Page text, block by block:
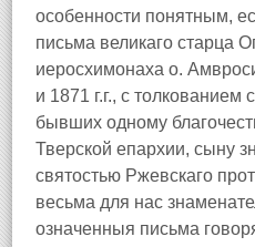
особенности понятным,
письма великаго старца
иеросхимонаха о.
и 1871 г.г., с толкованием
бывших одному
Тверской епархии, сыну
святостью Ржевскаго
весьма для нас
означенныя письма